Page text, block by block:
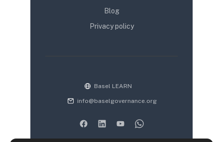
Blog
Privacy policy
Basel LEARN
info@baselgovernance.org